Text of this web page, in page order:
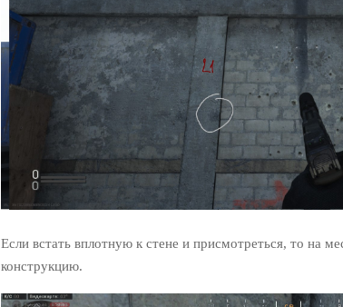
Если встать вплотную к стене и присмотреться, то на
конструкцию.